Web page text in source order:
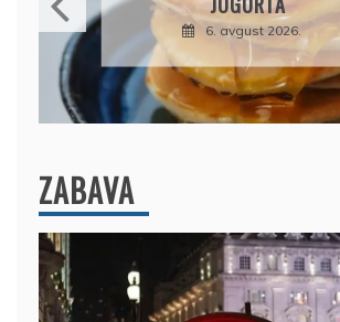
6. avgust 2026.
ZABAVA